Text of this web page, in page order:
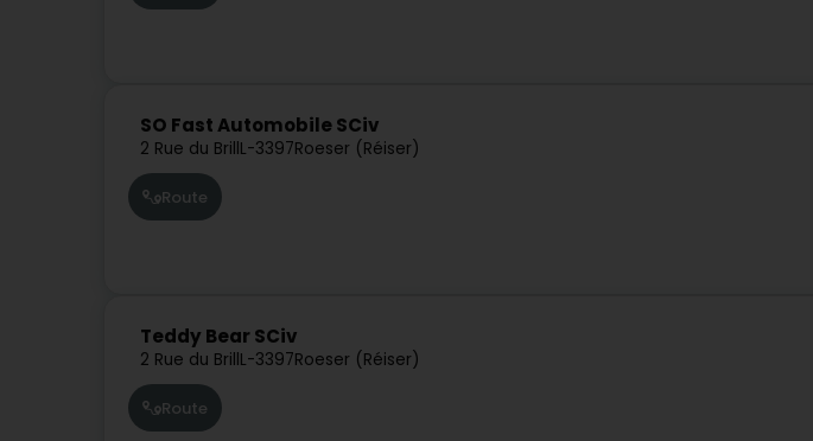
SO Fast Automobile SCiv
2 Rue du BrillL-3397Roeser (Réiser)
Route
Teddy Bear SCiv
2 Rue du BrillL-3397Roeser (Réiser)
Route